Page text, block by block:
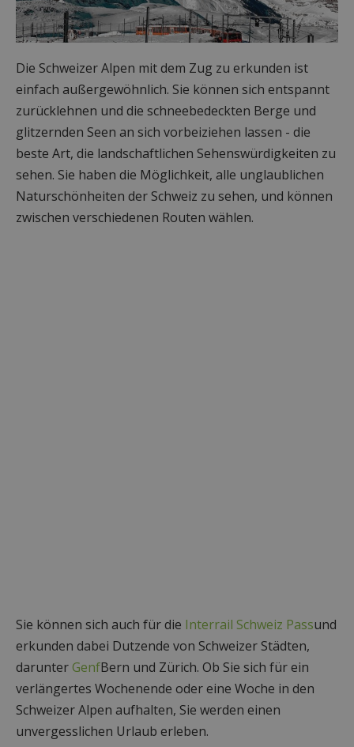
Die Schweizer Alpen mit dem Zug zu erkunden ist
einfach außergewöhnlich. Sie können sich entspannt
zurücklehnen und die schneebedeckten Berge und
glitzernden Seen an sich vorbeiziehen lassen - die
beste Art, die landschaftlichen Sehenswürdigkeiten zu
sehen. Sie haben die Möglichkeit, alle unglaublichen
Naturschönheiten der Schweiz zu sehen, und können
zwischen verschiedenen Routen wählen.
Sie können sich auch für die Interrail Schweiz Passund
erkunden dabei Dutzende von Schweizer Städten,
darunter GenfBern und Zürich. Ob Sie sich für ein
verlängertes Wochenende oder eine Woche in den
Schweizer Alpen aufhalten, Sie werden einen
unvergesslichen Urlaub erleben.